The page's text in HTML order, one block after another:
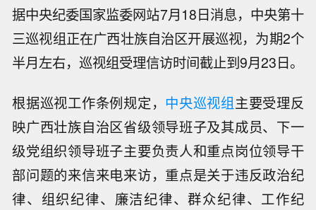
据中央纪委国家监委网站7月18日消息，中央第十
三巡视组正在广西壮族自治区开展巡视，为期2个
半月左右，巡视组受理信访时间截止到9月23日。
根据巡视工作条例规定， 中央巡视组主要受理反
映广西壮族自治区省级领导班子及其成员、下一
级党组织领导班子主要负责人和重点岗位领导干
部问题的来信来电来访，重点是关于违反政治纪
律、组织纪律、廉洁纪律、群众纪律、工作纪